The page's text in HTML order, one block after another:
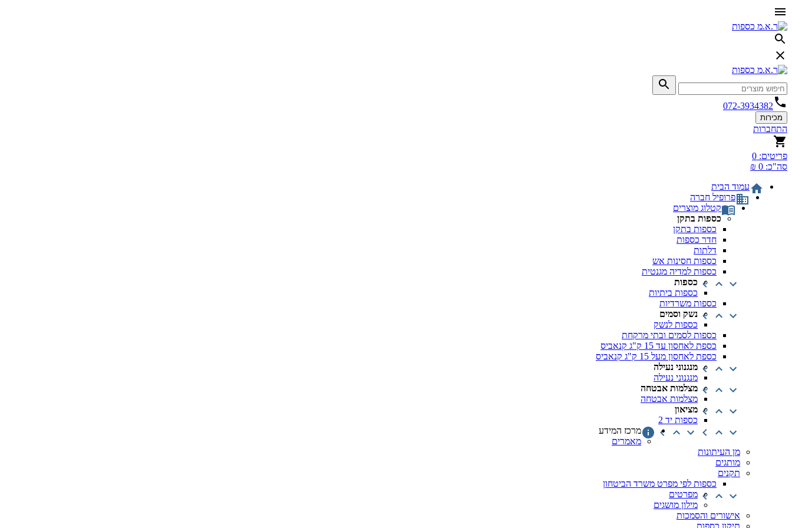
072-3934382
מכירות
התחברות
פריטים: 0
סה"כ: 0 ₪
עמוד הבית
פרופיל חברה
קטלוג מוצרים
כספות בתקן
כספות בתקן
חדר כספות
דלתות
כספות חסינות אש
כספות למדיה מגנטית
כספות
כספות ביתיות
כספות משרדיות
נשק וסמים
כספות לנשק
כספות לסמים ובתי מרקחת
כספת לאחסון עד 15 ק"ג קנאביס
כספת לאחסון מעל 15 ק"ג קנאביס
מנגנוני נעילה
מנגנוני נעילה
מצלמות אבטחה
מצלמות אבטחה
מציאון
כספות יד 2
מרכז המידע
מאמרים
מן העיתונות
מותגים
תקנים
כספות לפי מפרט משרד הביטחון
מפרטים
מילון מושגים
אישורים והסמכות
תיקון כספות